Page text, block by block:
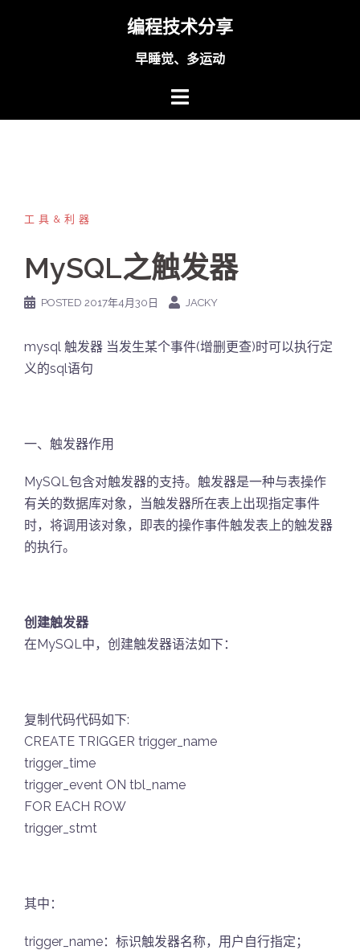
编程技术分享
早睡觉、多运动
工具&利器
MySQL之触发器
POSTED 2017年4月30日 JACKY
mysql 触发器 当发生某个事件(增删更查)时可以执行定
义的sql语句
一、触发器作用
MySQL包含对触发器的支持。触发器是一种与表操作
有关的数据库对象，当触发器所在表上出现指定事件
时，将调用该对象，即表的操作事件触发表上的触发器
的执行。
创建触发器
在MySQL中，创建触发器语法如下：
复制代码代码如下:
CREATE TRIGGER trigger_name
trigger_time
trigger_event ON tbl_name
FOR EACH ROW
trigger_stmt
其中：
trigger_name：标识触发器名称，用户自行指定；